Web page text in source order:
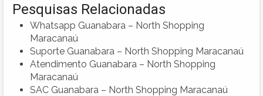
Pesquisas Relacionadas
Whatsapp Guanabara – North Shopping
Maracanaú
Suporte Guanabara – North Shopping Maracanaú
Atendimento Guanabara – North Shopping
Maracanaú
SAC Guanabara – North Shopping Maracanaú